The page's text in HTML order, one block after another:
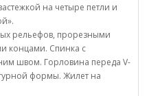
на четыре петли и
рельефов, прорезными
концами. Спинка с
швом. Горловина переда V-
формы. Жилет на